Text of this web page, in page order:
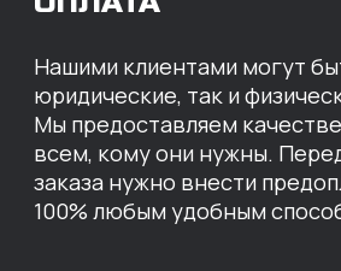
ПРЕДЛОЖИТЬ ВАМ
ИНДИВИДУАЛЬНЫЕ
УСЛОВИЯ НА СТОИМОСТЬ
НАШИХ ЗАПЧАСТЕЙ
Оставьте свои контактные данные,
наши специалисты свяжутся с вами,
назовут цены и проконсультируют